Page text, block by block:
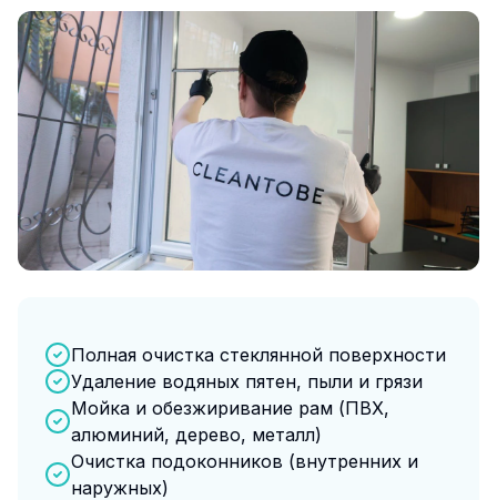
Полная очистка стеклянной поверхности
Удаление водяных пятен, пыли и грязи
Мойка и обезжиривание рам (ПВХ,
алюминий, дерево, металл)
Очистка подоконников (внутренних и
наружных)